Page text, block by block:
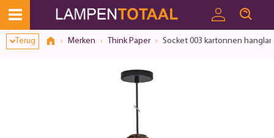
Terug Merken Think Paper Socket 003 kartonnen